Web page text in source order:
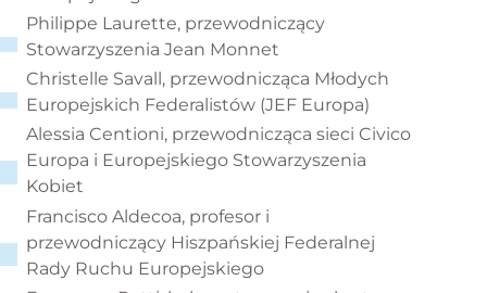
Philippe Laurette, przewodniczący
Stowarzyszenia Jean Monnet
Christelle Savall, przewodnicząca Młodych
Europejskich Federalistów (JEF Europa)
Alessia Centioni, przewodnicząca sieci Civico
Europa i Europejskiego Stowarzyszenia
Kobiet
Francisco Aldecoa, profesor i
przewodniczący Hiszpańskiej Federalnej
Rady Ruchu Europejskiego